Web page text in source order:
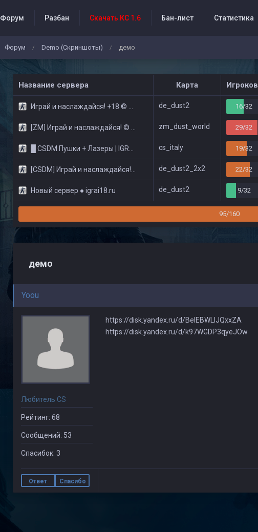
Форум Разбан Скачать КС 1.6 Бан-лист Статистика
События проекта
Форум / Demo (Скриншоты) / демо
Название сервера Карта Игроков
Играй и наслаждайся! +18 © Public de_dust2 16/32
[ZM] Играй и наслаждайся! © Zombie Show zm_dust_world 29/32
█ CSDM Пушки + Лазеры | IGRAI18.RU ツ █ cs_italy 19/32
[CSDM] Играй и наслаждайся! © Classic de_dust2_2x2 22/32
Новый сервер ● igrai18.ru de_dust2 9/32
95/160
демо
Yoou
Любитель CS
Рейтинг: 68
Сообщений: 53
Спасибок: 3
https://disk.yandex.ru/d/BeIEBWLIJQxxZA
https://disk.yandex.ru/d/k97WGDP3qyeJOw
Ответ Спасибо